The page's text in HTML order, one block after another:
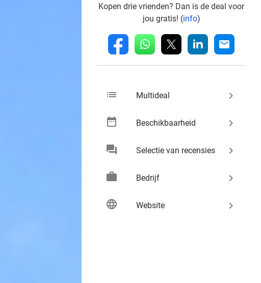
Kopen drie vrienden? Dan is de deal voor
jou gratis! (info)
fb whatsapp linkedin mail
list Multideal keyboard_arrow_right
date_range Beschikbaarheid keyboard_arrow_right
chat Selectie van recensies keyboard_arrow_right
work Bedrijf keyboard_arrow_right
language Website keyboard_arrow_right